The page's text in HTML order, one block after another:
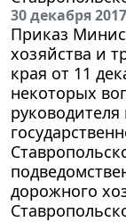
30 декабря 2017
Приказ
хозяйства и
края от 11
некоторых
дорожного